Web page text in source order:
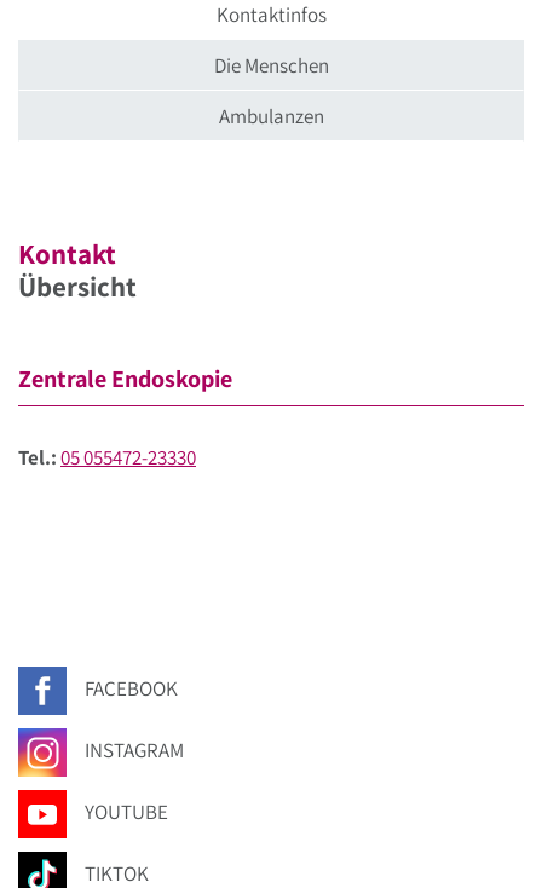
Kontaktinfos
Die Menschen
Ambulanzen
Kontakt
Übersicht
Zentrale Endoskopie
Tel.:05 055472-23330
FACEBOOK
INSTAGRAM
YOUTUBE
TIKTOK